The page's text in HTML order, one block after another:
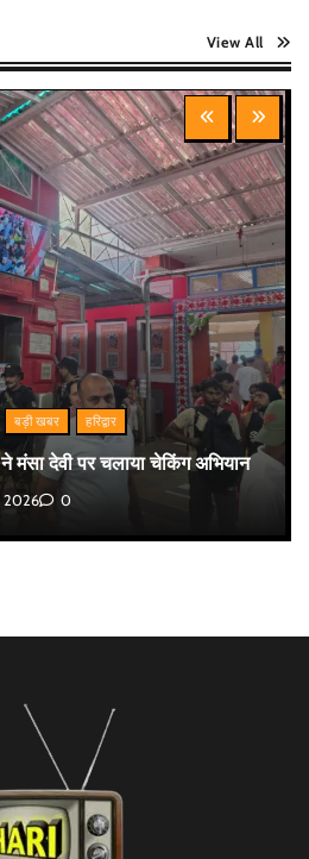
View All
बड़ी खबर हरिद्वार
देवी पर चलाया चेकिंग अभियान
2026 0